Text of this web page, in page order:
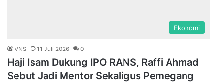
Ekonomi
VNS 11 Juli 2026 0
Haji Isam Dukung IPO RANS, Raffi Ahmad
Sebut Jadi Mentor Sekaligus Pemegang